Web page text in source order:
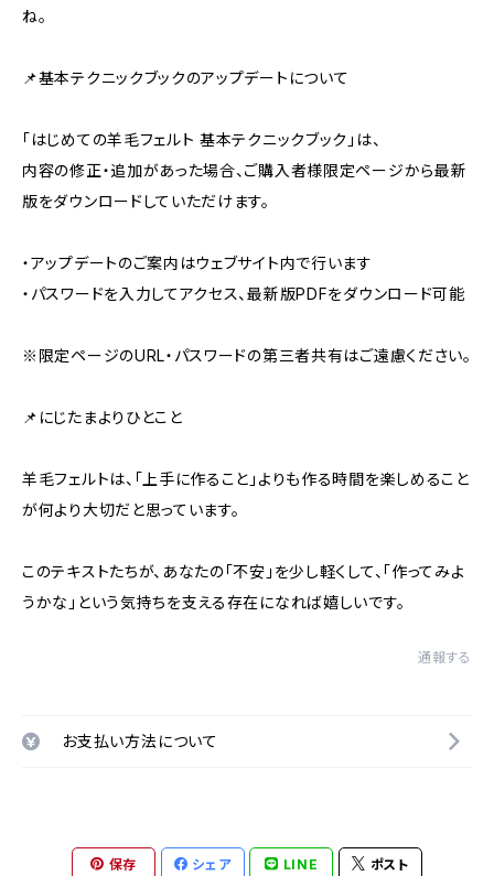
ね。
📌基本テクニックブックのアップデートについて
「はじめての羊毛フェルト 基本テクニックブック」は、
内容の修正・追加があった場合、ご購入者様限定ページから最新
版をダウンロードしていただけます。
・アップデートのご案内はウェブサイト内で行います
・パスワードを入力してアクセス、最新版PDFをダウンロード可能
※限定ページのURL・パスワードの第三者共有はご遠慮ください。
📌にじたまよりひとこと
羊毛フェルトは、「上手に作ること」よりも作る時間を楽しめること
が何より大切だと思っています。
このテキストたちが、あなたの「不安」を少し軽くして、「作ってみよ
うかな」という気持ちを支える存在になれば嬉しいです。
通報する
お支払い方法について
保存 シェア LINE ポスト